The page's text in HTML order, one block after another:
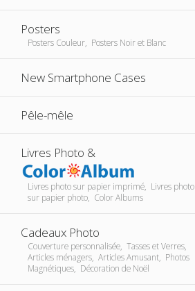
Posters
Posters Couleur, Posters Noir et Blanc
New Smartphone Cases
Pêle-mêle
Livres Photo &
Livres photo sur papier imprimé, Livres photo
sur papier photo, Color Albums
Cadeaux Photo
Couverture personnalisée, Tasses et Verres,
Articles ménagers, Articles Amusant, Photos
Magnétiques, Décoration de Noël